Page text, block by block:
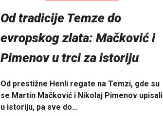
Od tradicije Temze do
evropskog zlata: Mačković i
Pimenov u trci za istoriju
Od prestižne Henli regate na Temzi, gde su
se Martin Mačković i Nikolaj Pimenov upisali
u istoriju, pa sve do…